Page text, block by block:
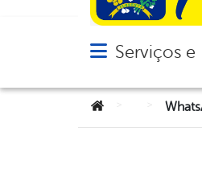
Abrir menu
Serviços
Você está aqui: